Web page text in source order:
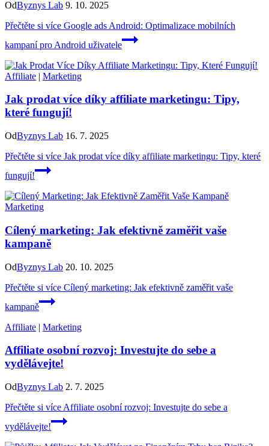
OdByznys Lab 9. 10. 2025
Přečtěte si více Google ads Android: Optimalizace mobilních
kampaní pro Android uživatele
Affiliate | Marketing
Jak prodat více díky affiliate marketingu: Tipy,
které fungují!
OdByznys Lab 16. 7. 2025
Přečtěte si více Jak prodat více díky affiliate marketingu: Tipy, které
fungují!
Marketing
Cílený marketing: Jak efektivně zaměřit vaše
kampaně
OdByznys Lab 20. 10. 2025
Přečtěte si více Cílený marketing: Jak efektivně zaměřit vaše
kampaně
Affiliate | Marketing
Affiliate osobní rozvoj: Investujte do sebe a
vydělávejte!
OdByznys Lab 2. 7. 2025
Přečtěte si více Affiliate osobní rozvoj: Investujte do sebe a
vydělávejte!